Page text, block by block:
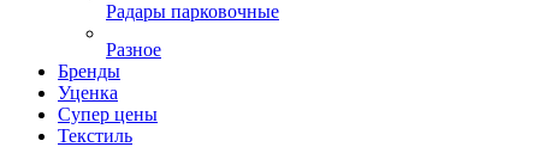
Радары парковочные
Разное
Бренды
Уценка
Супер цены
Текстиль